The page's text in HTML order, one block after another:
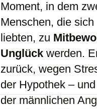
Moment, in dem
Menschen, die sich
liebten, zu
Unglück werden.
zurück, wegen
der Hypothek –
der männlichen